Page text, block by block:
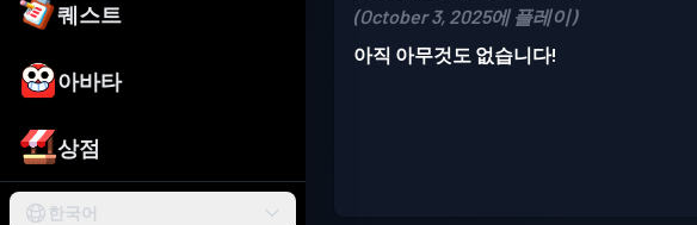
퀘스트
아바타
상점
한국어
(October 3, 2025에 플레이)
아직 아무것도 없습니다!